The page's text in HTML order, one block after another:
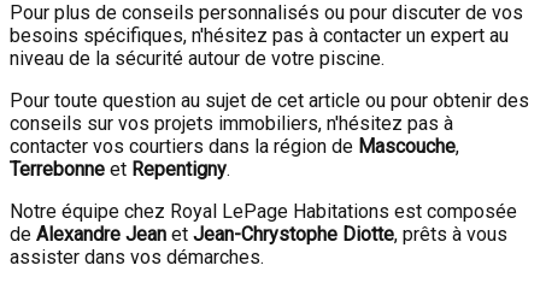
Pour plus de conseils personnalisés ou pour discuter de vos
besoins spécifiques, n'hésitez pas à contacter un expert au
niveau de la sécurité autour de votre piscine.
Pour toute question au sujet de cet article ou pour obtenir des
conseils sur vos projets immobiliers, n'hésitez pas à
contacter vos courtiers dans la région de Mascouche,
Terrebonne et Repentigny.
Notre équipe chez Royal LePage Habitations est composée
de Alexandre Jean et Jean-Chrystophe Diotte, prêts à vous
assister dans vos démarches.